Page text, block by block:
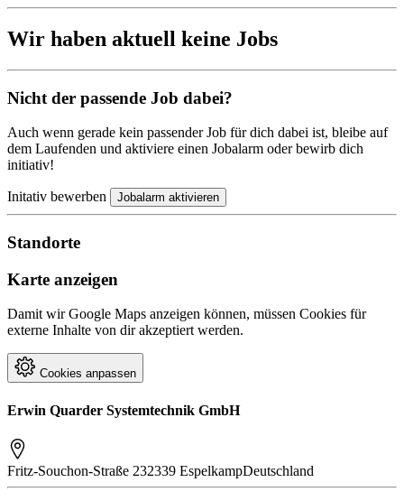
Wir haben aktuell keine Jobs
Nicht der passende Job dabei?
Auch wenn gerade kein passender Job für dich dabei ist, bleibe auf
dem Laufenden und aktiviere einen Jobalarm oder bewirb dich
initiativ!
Initativ bewerben Jobalarm aktivieren
Standorte
Karte anzeigen
Damit wir Google Maps anzeigen können, müssen Cookies für
externe Inhalte von dir akzeptiert werden.
Cookies anpassen
Erwin Quarder Systemtechnik GmbH
Fritz-Souchon-Straße 232339 EspelkampDeutschland